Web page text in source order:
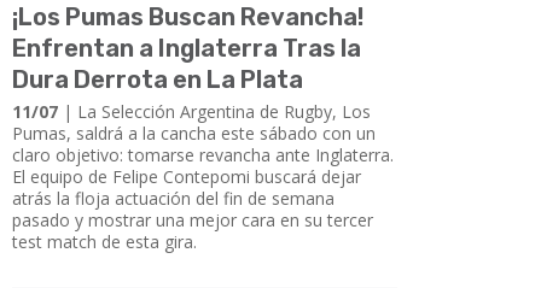
¡Los Pumas Buscan Revancha!
Enfrentan a Inglaterra Tras la
Dura Derrota en La Plata
11/07 | La Selección Argentina de Rugby, Los
Pumas, saldrá a la cancha este sábado con un
claro objetivo: tomarse revancha ante Inglaterra.
El equipo de Felipe Contepomi buscará dejar
atrás la floja actuación del fin de semana
pasado y mostrar una mejor cara en su tercer
test match de esta gira.